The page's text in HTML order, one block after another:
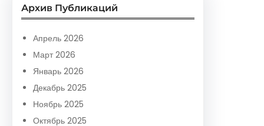
c
h
Архив Публикаций
Апрель 2026
Март 2026
Январь 2026
Декабрь 2025
Ноябрь 2025
Октябрь 2025